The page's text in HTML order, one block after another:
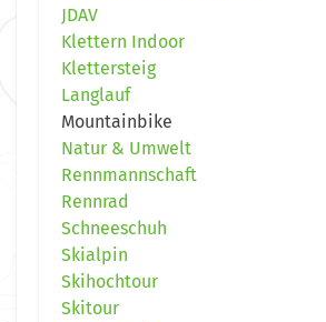
JDAV
Klettern Indoor
Klettersteig
Langlauf
Mountainbike
Natur & Umwelt
Rennmannschaft
Rennrad
Schneeschuh
Skialpin
Skihochtour
Skitour